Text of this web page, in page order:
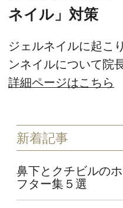
ネイル」対策
ジェルネイルに起こ
ンネイルについて院
詳細ページはこちら
新着記事
鼻下とクチビルの
フター集５選